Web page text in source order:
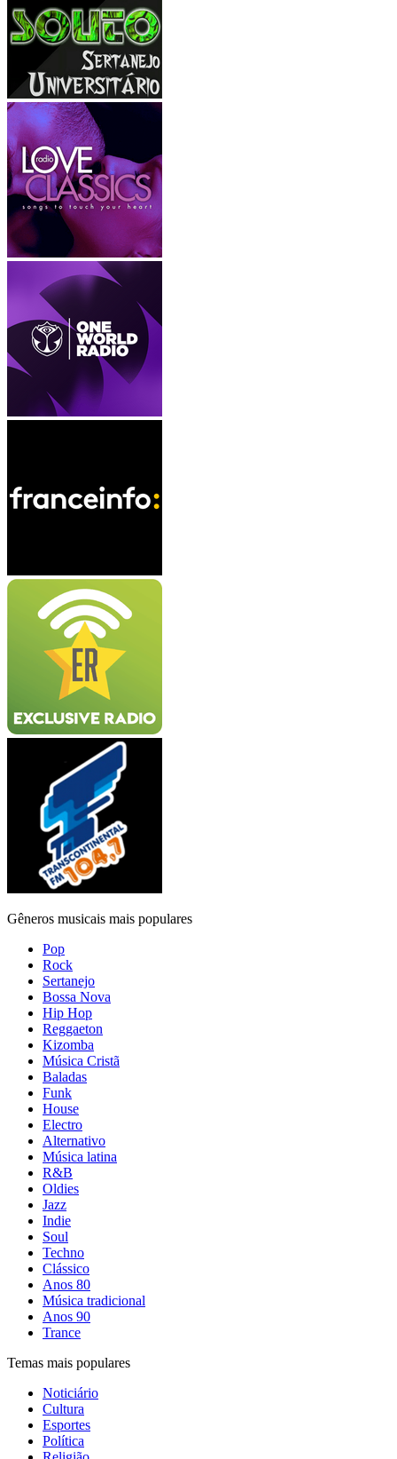
Gêneros musicais mais populares
Pop
Rock
Sertanejo
Bossa Nova
Hip Hop
Reggaeton
Kizomba
Música Cristã
Baladas
Funk
House
Electro
Alternativo
Música latina
R&B
Oldies
Jazz
Indie
Soul
Techno
Clássico
Anos 80
Música tradicional
Anos 90
Trance
Temas mais populares
Noticiário
Cultura
Esportes
Política